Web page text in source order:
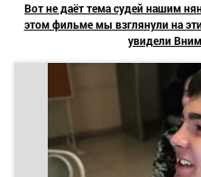
Вот не даёт тема судей нашим
этом фильме мы взглянули на
увидели